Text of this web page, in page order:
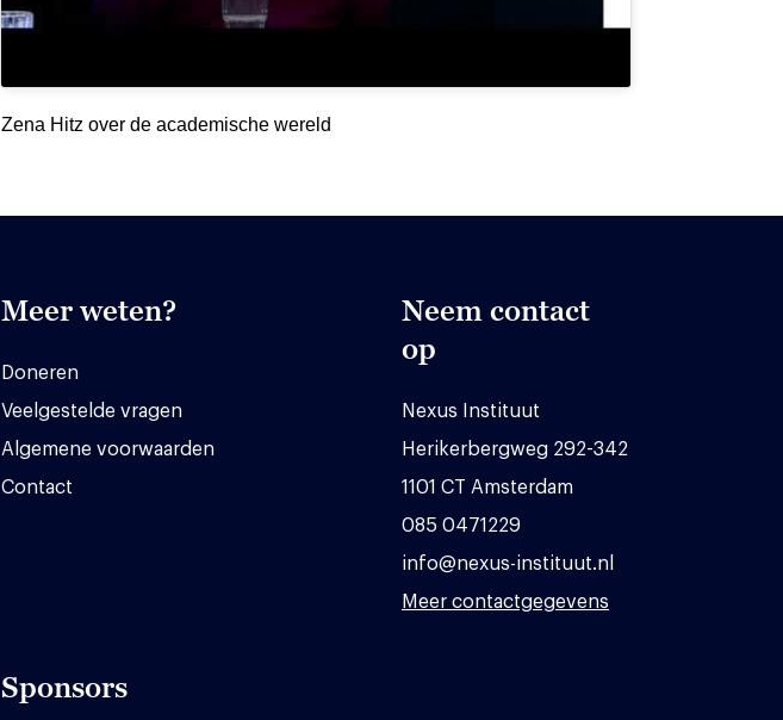
Zena Hitz over de academische wereld
Meer weten?
Doneren
Veelgestelde vragen
Algemene voorwaarden
Contact
Neem contact
op
Nexus Instituut
Herikerbergweg 292-342
1101 CT Amsterdam
085 0471229
info@nexus-instituut.nl
Meer contactgegevens
Sponsors